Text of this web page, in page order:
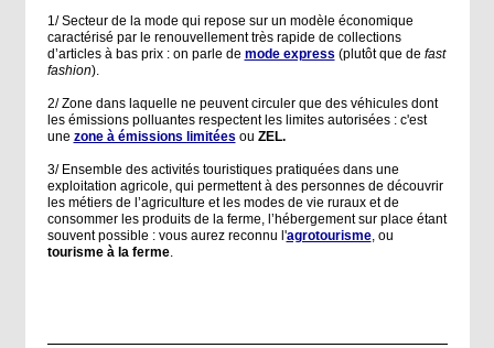
1/ Secteur de la mode qui repose sur un modèle économique
caractérisé par le renouvellement très rapide de collections
d’articles à bas prix : on parle de mode express (plutôt que de fast
fashion).
2/ Zone dans laquelle ne peuvent circuler que des véhicules dont
les émissions polluantes respectent les limites autorisées : c'est
une zone à émissions limitées ou ZEL.
3/ Ensemble des activités touristiques pratiquées dans une
exploitation agricole, qui permettent à des personnes de découvrir
les métiers de l’agriculture et les modes de vie ruraux et de
consommer les produits de la ferme, l’hébergement sur place étant
souvent possible : vous aurez reconnu l'agrotourisme, ou
tourisme à la ferme.